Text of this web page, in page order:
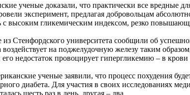
ученые доказали, что практически все вредные
эксперимент, предлагая добровольцам
высоким гликемическим индексом, резко
Стенфордского университета сообщили об
на поджелудочную железу таким
недостаток провоцирует гипергликемию – в крови
ученые заявили, что процесс похудения
диабета. Для участия в своих исследованиях
шесть раз в день, другая – два